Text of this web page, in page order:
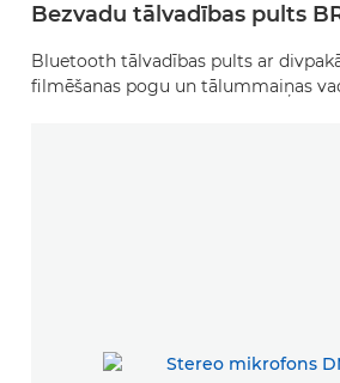
Bezvadu tālvadības pults
Bluetooth tālvadības pults ar
filmēšanas pogu un tālummaiņas